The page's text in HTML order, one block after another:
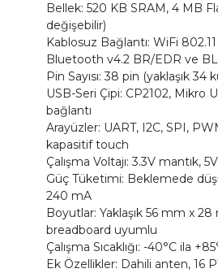
Bellek: 520 KB SRAM, 4 MB
değişebilir)
Kablosuz Bağlantı: WiFi
Bluetooth v4.2 BR/EDR ve
Pin Sayısı: 38 pin (yaklaşık 34
USB-Seri Çipi: CP2102, Mikro
bağlantı
Arayüzler: UART, I2C, SPI,
kapasitif touch
Çalışma Voltajı: 3.3V mantık,
Güç Tüketimi: Beklemede
240 mA
Boyutlar: Yaklaşık 56 mm x
breadboard uyumlu
Çalışma Sıcaklığı: -40°C ila
Ek Özellikler: Dahili anten, 16